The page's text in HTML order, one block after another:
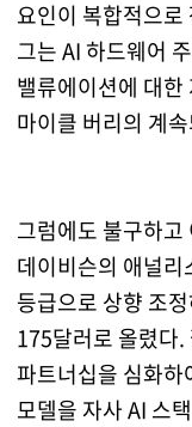
요인이 복합적으
그는 AI 하드웨어
밸류에이션에 대
마이클 버리의 계
그럼에도 불구하
데이비슨의 애널
등급으로 상향 조
175달러로 올렸다
파트너십을 심화하
모델을 자사 AI 스